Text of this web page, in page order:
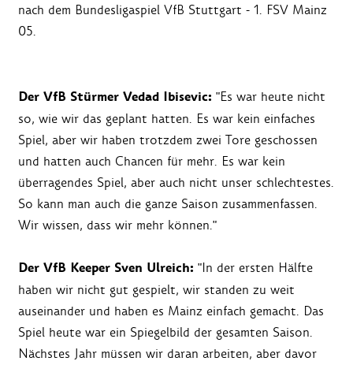
nach dem Bundesligaspiel VfB Stuttgart - 1. FSV Mainz
05.
Der VfB Stürmer Vedad Ibisevic: "Es war heute nicht
so, wie wir das geplant hatten. Es war kein einfaches
Spiel, aber wir haben trotzdem zwei Tore geschossen
und hatten auch Chancen für mehr. Es war kein
überragendes Spiel, aber auch nicht unser schlechtestes.
So kann man auch die ganze Saison zusammenfassen.
Wir wissen, dass wir mehr können."
Der VfB Keeper Sven Ulreich: "In der ersten Hälfte
haben wir nicht gut gespielt, wir standen zu weit
auseinander und haben es Mainz einfach gemacht. Das
Spiel heute war ein Spiegelbild der gesamten Saison.
Nächstes Jahr müssen wir daran arbeiten, aber davor